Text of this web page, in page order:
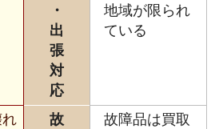
・
出
張
対
応
地域が限られ
ている
故
故障品は買取